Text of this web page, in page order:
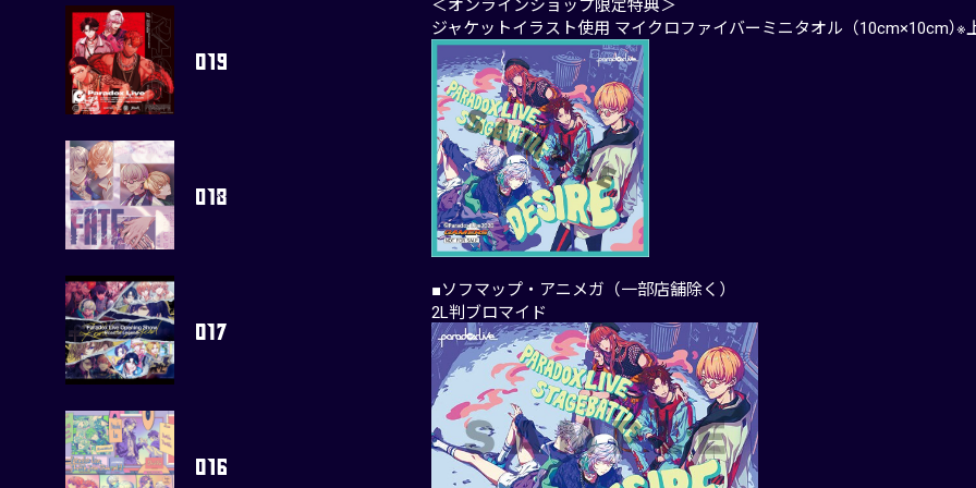
＜オンラインショップ限定特典＞
ジャケットイラスト使用 マイクロファイバーミニタオル（10cm×10cm）※
■ソフマップ・アニメガ（一部店舗除く）
2L判ブロマイド